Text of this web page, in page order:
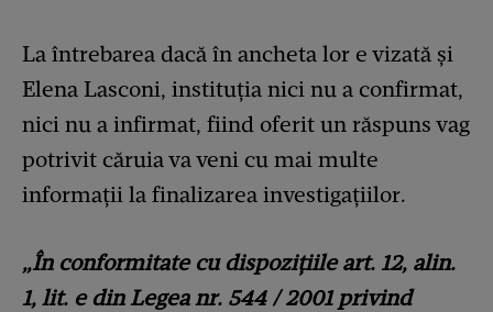
La întrebarea dacă în ancheta lor e vizată și
Elena Lasconi, instituția nici nu a confirmat,
nici nu a infirmat, fiind oferit un răspuns vag
potrivit căruia va veni cu mai multe
informații la finalizarea investigațiilor.
„În conformitate cu dispozițiile art. 12, alin.
1, lit. e din Legea nr. 544 / 2001 privind